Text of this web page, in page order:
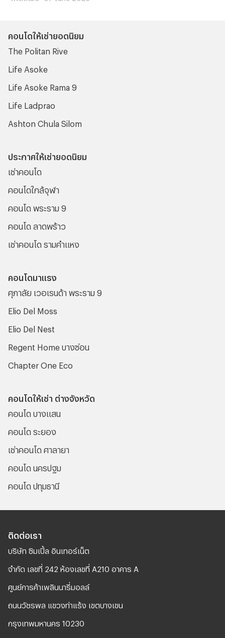
ของโครงการคอนโดไหนบ้างนั้น เราไปติดตามข้อมูลที่น่าสนใจนี้
พร้อมๆ กันเลย
คอนโดให้เช่ายอดนิยม
The Politan Rive
Life Asoke
Life Asoke Rama 9
Life Ladprao
Ashton Chula Silom
ประกาศให้เช่ายอดนิยม
เช่าคอนโด
คอนโดใกล้จุฬา
คอนโด พระราม 9
คอนโด ลาดพร้าว
เช่าคอนโด รามคําแหง
คอนโดมาแรง
ศุภาลัย เวอเรนด้า พระราม 9
Elio Del Moss
Elio Del Nest
Regent Home บางซ่อน
Chapter One Eco
คอนโดให้เช่า ต่างจังหวัด
คอนโด บางแสน
คอนโด ระยอง
เช่าคอนโด ศาลายา
คอนโด นครปฐม
คอนโด ปทุมธานี
ติดต่อเรา
บริษัท ซิมเปิ้ล อินเทอร์เน็ต
จํากัด เลขที่ 242 ห้องเลขที่ A210 อาคาร A
ศูนย์การค้าเพลินนารี่มอลล์
ถนนวัชรพล แขวงท่าแร้ง เขตบางเขน
กรุงเทพมหานคร 10230